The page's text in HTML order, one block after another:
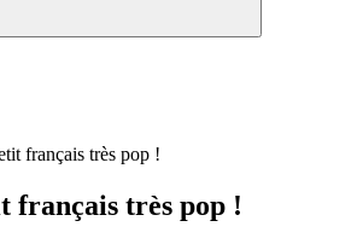
français très pop !
français très pop !